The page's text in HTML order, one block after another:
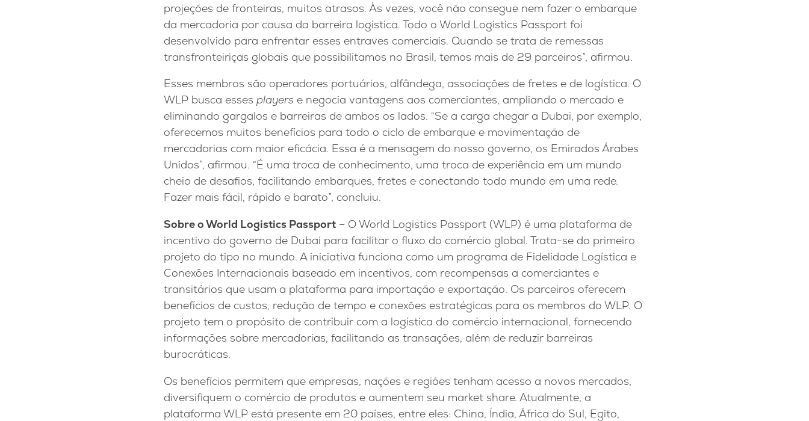
projeções de fronteiras, muitos atrasos. Às vezes, você não consegue nem fazer o embarque
da mercadoria por causa da barreira logística. Todo o World Logistics Passport foi
desenvolvido para enfrentar esses entraves comerciais. Quando se trata de remessas
transfronteiriças globais que possibilitamos no Brasil, temos mais de 29 parceiros”, afirmou.
Esses membros são operadores portuários, alfândega, associações de fretes e de logística. O
WLP busca esses players e negocia vantagens aos comerciantes, ampliando o mercado e
eliminando gargalos e barreiras de ambos os lados. “Se a carga chegar a Dubai, por exemplo,
oferecemos muitos benefícios para todo o ciclo de embarque e movimentação de
mercadorias com maior eficácia. Essa é a mensagem do nosso governo, os Emirados Árabes
Unidos”, afirmou. “É uma troca de conhecimento, uma troca de experiência em um mundo
cheio de desafios, facilitando embarques, fretes e conectando todo mundo em uma rede.
Fazer mais fácil, rápido e barato”, concluiu.
Sobre o World Logistics Passport – O World Logistics Passport (WLP) é uma plataforma de
incentivo do governo de Dubai para facilitar o fluxo do comércio global. Trata-se do primeiro
projeto do tipo no mundo. A iniciativa funciona como um programa de Fidelidade Logística e
Conexões Internacionais baseado em incentivos, com recompensas a comerciantes e
transitários que usam a plataforma para importação e exportação. Os parceiros oferecem
benefícios de custos, redução de tempo e conexões estratégicas para os membros do WLP. O
projeto tem o propósito de contribuir com a logística do comércio internacional, fornecendo
informações sobre mercadorias, facilitando as transações, além de reduzir barreiras
burocráticas.
Os benefícios permitem que empresas, nações e regiões tenham acesso a novos mercados,
diversifiquem o comércio de produtos e aumentem seu market share. Atualmente, a
plataforma WLP está presente em 20 países, entre eles: China, Índia, África do Sul, Egito,